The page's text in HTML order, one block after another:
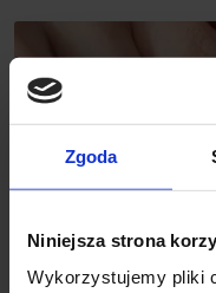
Zgoda
Niniejsza strona
Wykorzystujemy pliki